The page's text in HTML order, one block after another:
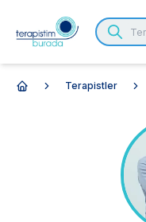
Terapistler